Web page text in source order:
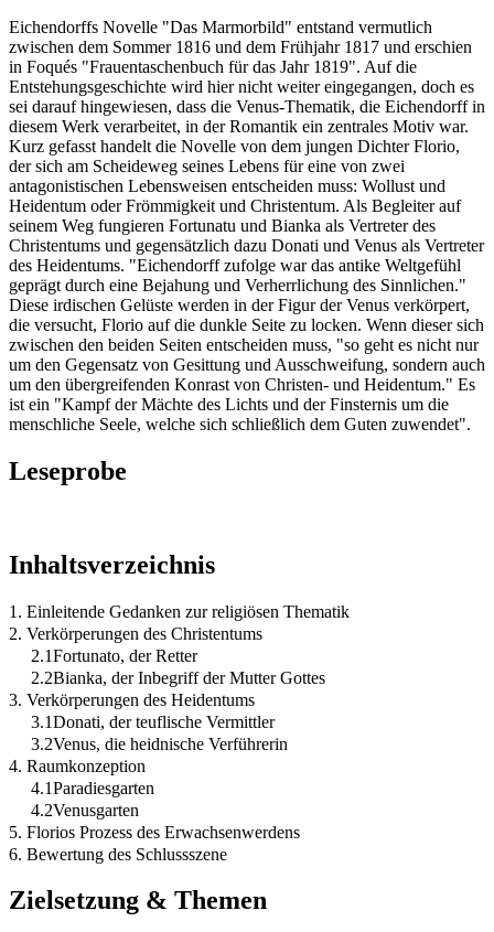
Eichendorffs Novelle "Das Marmorbild" entstand vermutlich
zwischen dem Sommer 1816 und dem Frühjahr 1817 und erschien
in Foqués "Frauentaschenbuch für das Jahr 1819". Auf die
Entstehungsgeschichte wird hier nicht weiter eingegangen, doch es
sei darauf hingewiesen, dass die Venus-Thematik, die Eichendorff in
diesem Werk verarbeitet, in der Romantik ein zentrales Motiv war.
Kurz gefasst handelt die Novelle von dem jungen Dichter Florio,
der sich am Scheideweg seines Lebens für eine von zwei
antagonistischen Lebensweisen entscheiden muss: Wollust und
Heidentum oder Frömmigkeit und Christentum. Als Begleiter auf
seinem Weg fungieren Fortunatu und Bianka als Vertreter des
Christentums und gegensätzlich dazu Donati und Venus als Vertreter
des Heidentums. "Eichendorff zufolge war das antike Weltgefühl
geprägt durch eine Bejahung und Verherrlichung des Sinnlichen."
Diese irdischen Gelüste werden in der Figur der Venus verkörpert,
die versucht, Florio auf die dunkle Seite zu locken. Wenn dieser sich
zwischen den beiden Seiten entscheiden muss, "so geht es nicht nur
um den Gegensatz von Gesittung und Ausschweifung, sondern auch
um den übergreifenden Konrast von Christen- und Heidentum." Es
ist ein "Kampf der Mächte des Lichts und der Finsternis um die
menschliche Seele, welche sich schließlich dem Guten zuwendet".
Leseprobe
Inhaltsverzeichnis
1. Einleitende Gedanken zur religiösen Thematik
2. Verkörperungen des Christentums
2.1Fortunato, der Retter
2.2Bianka, der Inbegriff der Mutter Gottes
3. Verkörperungen des Heidentums
3.1Donati, der teuflische Vermittler
3.2Venus, die heidnische Verführerin
4. Raumkonzeption
4.1Paradiesgarten
4.2Venusgarten
5. Florios Prozess des Erwachsenwerdens
6. Bewertung des Schlussszene
Zielsetzung & Themen